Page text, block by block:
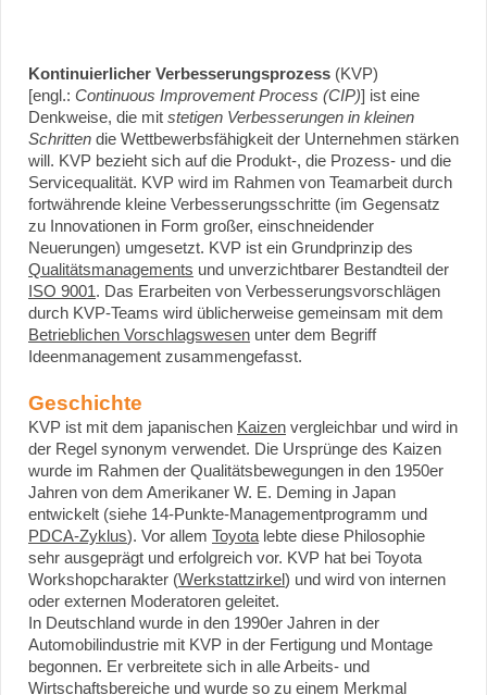
Kontinuierlicher Verbesserungsprozess (KVP)
[engl.: Continuous Improvement Process (CIP)] ist eine
Denkweise, die mit stetigen Verbesserungen in kleinen
Schritten die Wettbewerbsfähigkeit der Unternehmen stärken
will. KVP bezieht sich auf die Produkt-, die Prozess- und die
Servicequalität. KVP wird im Rahmen von Teamarbeit durch
fortwährende kleine Verbesserungsschritte (im Gegensatz
zu Innovationen in Form großer, einschneidender
Neuerungen) umgesetzt. KVP ist ein Grundprinzip des
Qualitätsmanagements und unverzichtbarer Bestandteil der
ISO 9001. Das Erarbeiten von Verbesserungsvorschlägen
durch KVP-Teams wird üblicherweise gemeinsam mit dem
Betrieblichen Vorschlagswesen unter dem Begriff
Ideenmanagement zusammengefasst.
Geschichte
KVP ist mit dem japanischen Kaizen vergleichbar und wird in
der Regel synonym verwendet. Die Ursprünge des Kaizen
wurde im Rahmen der Qualitätsbewegungen in den 1950er
Jahren von dem Amerikaner W. E. Deming in Japan
entwickelt (siehe 14-Punkte-Managementprogramm und
PDCA-Zyklus). Vor allem Toyota lebte diese Philosophie
sehr ausgeprägt und erfolgreich vor. KVP hat bei Toyota
Workshopcharakter (Werkstattzirkel) und wird von internen
oder externen Moderatoren geleitet.
In Deutschland wurde in den 1990er Jahren in der
Automobilindustrie mit KVP in der Fertigung und Montage
begonnen. Er verbreitete sich in alle Arbeits- und
Wirtschaftsbereiche und wurde so zu einem Merkmal